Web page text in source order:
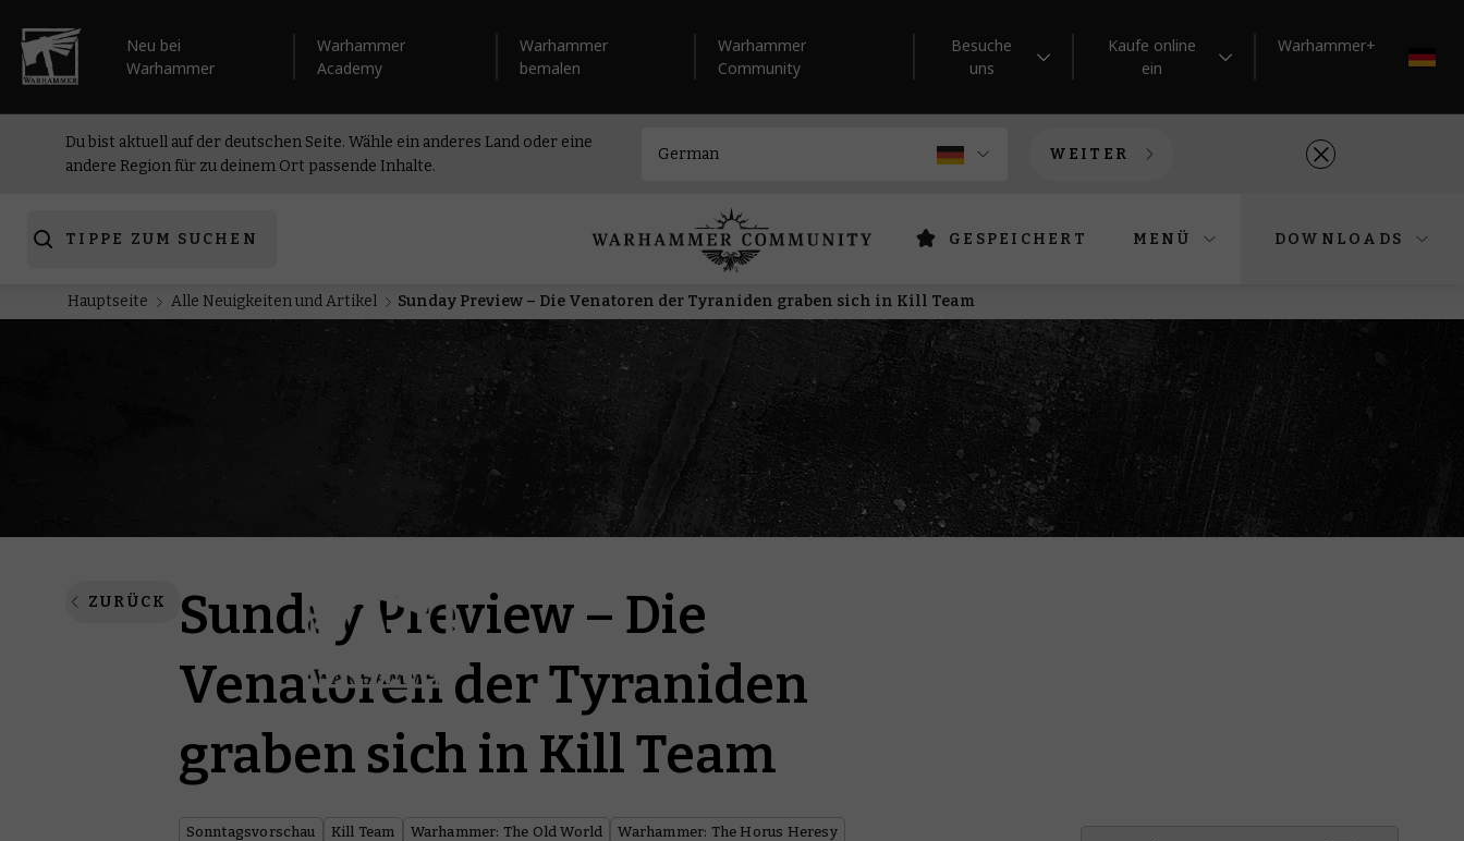
Neu bei
Warhammer
Warhammer
Academy
Warhammer
bemalen
Warhammer
Community
Besuche
uns
Kaufe online
ein
Warhammer+
Du bist aktuell auf der deutschen Seite. Wähle ein anderes Land oder eine
andere Region für zu deinem Ort passende Inhalte.
WEITER
TIPPE ZUM SUCHEN GESPEICHERT MENÜ DOWNLOADS
Hauptseite Alle Neuigkeiten und Artikel Sunday Preview – Die Venatoren der Tyraniden graben sich in Kill Team
ZURÜCK
Sunday Preview – Die
Venatoren der Tyraniden
graben sich in Kill Team
Sonntagsvorschau Kill Team Warhammer: The Old World
Warhammer: The Horus Heresy